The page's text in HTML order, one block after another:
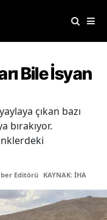
Bile İsyan
çıkan bazı
bırakıyor.
Editörü KAYNAK: İHA